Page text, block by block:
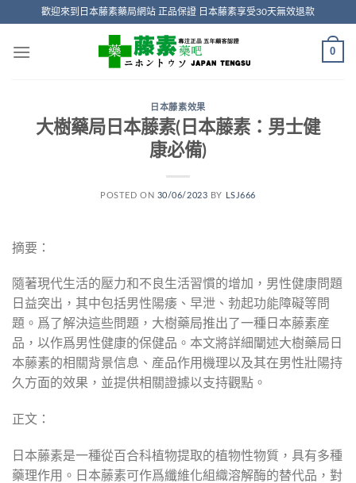
content
歡迎來到日本藤素藥局網站 正品保證 日本藤素享受30天無效退款
0
日本藤素效果
大樹藥局日本藤素(日本藤素：男士健
康必備)
POSTED ON 30/06/2023 BY LSJ666
摘要：
隨著現代生活的壓力和不良生活習慣的增加，男性健康問題
日益突出，其中包括男性陽痿、早泄、勃起功能障礙等問
題。爲了解決這些問題，大樹藥局推出了一種日本藤素産
品，以作爲男性健康的保健品。本文將詳細闡述大樹藥局日
本藤素的相關背景信息、産品作用機理以及其在男性壯陽持
久方面的效果，並提供相關證據以支持觀點。
正文：
日本藤素是一種從百合科植物提取的植物性物質，具有多種
藥理作用。日本藤素可作爲纖維化組織溶解酶的替代品，對